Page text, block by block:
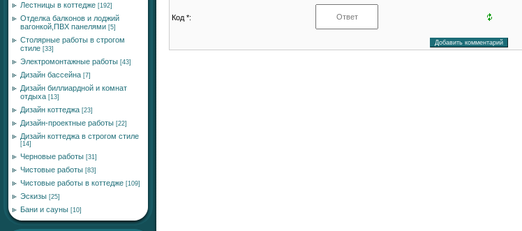
Лестницы в коттедже [192]
Отделка балконов и лоджий
вагонкой,ПВХ панелями [5]
Столярные работы в строгом
стиле [33]
Электромонтажные работы [43]
Дизайн бассейна [7]
Дизайн биллиардной и комнат
отдыха [13]
Дизайн коттеджа [23]
Дизайн-проектные работы [22]
Дизайн коттеджа в строгом стиле
[14]
Черновые работы [31]
Чистовые работы [83]
Чистовые работы в коттедже [109]
Эскизы [25]
Бани и сауны [10]
Код *: